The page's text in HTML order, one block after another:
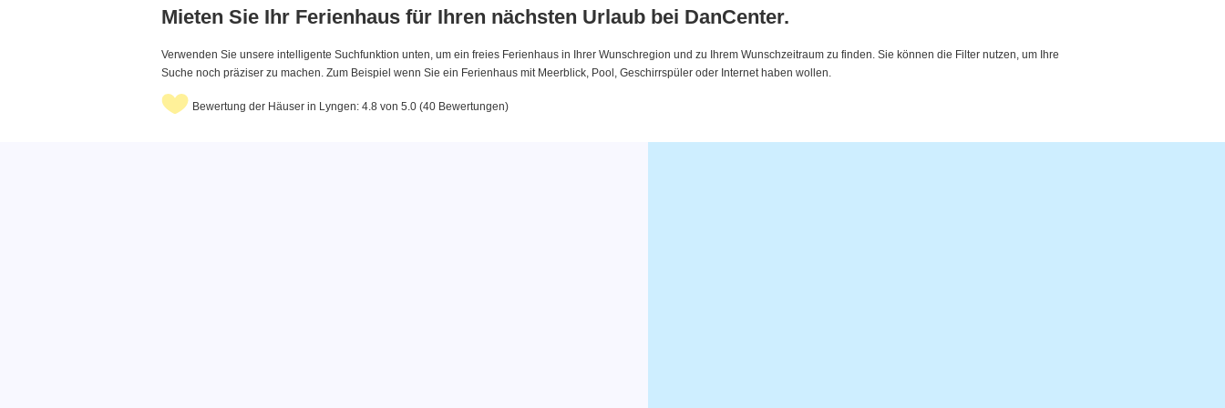
Mieten Sie Ihr Ferienhaus für Ihren nächsten Urlaub bei DanCenter.
Verwenden Sie unsere intelligente Suchfunktion unten, um ein freies Ferienhaus in Ihrer Wunschregion und zu Ihrem Wunschzeitraum zu finden. Sie können die Filter nutzen, um Ihre
Suche noch präziser zu machen. Zum Beispiel wenn Sie ein Ferienhaus mit Meerblick, Pool, Geschirrspüler oder Internet haben wollen.
Bewertung der Häuser in Lyngen: 4.8 von 5.0 (40 Bewertungen)